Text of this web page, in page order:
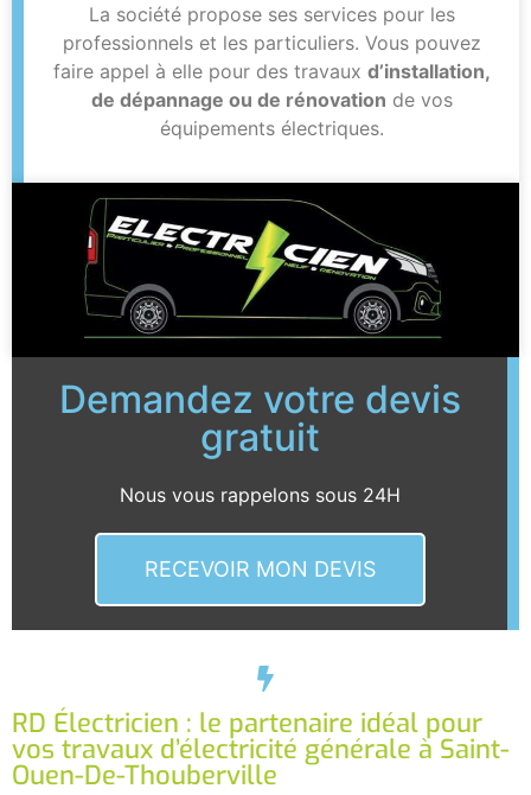
La société propose ses services pour les
professionnels et les particuliers. Vous pouvez
faire appel à elle pour des travaux d’installation,
de dépannage ou de rénovation de vos
équipements électriques.
Demandez votre devis
gratuit
Nous vous rappelons sous 24H
RECEVOIR MON DEVIS
RD Électricien : le partenaire idéal pour
vos travaux d’électricité générale à Saint-
Ouen-De-Thouberville